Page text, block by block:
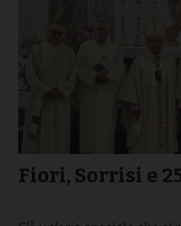
Fiori, Sorrisi e